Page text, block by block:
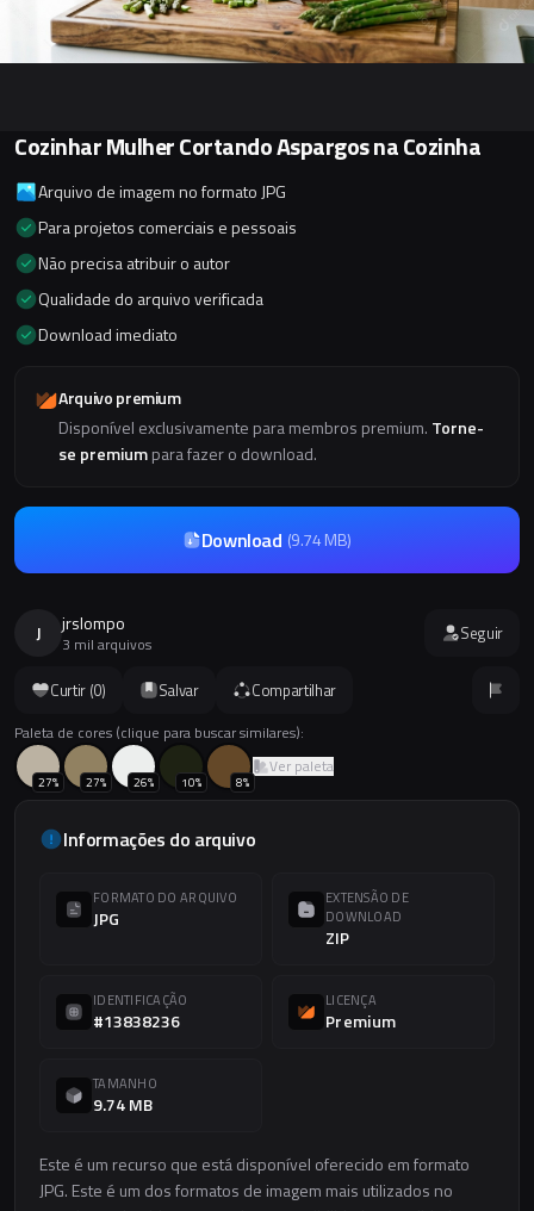
Curtir (0) Salvar Compartilhar
Paleta de cores (clique para buscar similares):
27% 27% 26% 10% 8%
Ver paleta
Informações do arquivo
FORMATO DO ARQUIVO
JPG
EXTENSÃO DE
DOWNLOAD
ZIP
IDENTIFICAÇÃO
#13838236
LICENÇA
Premium
TAMANHO
9.74 MB
Este é um recurso que está disponível oferecido em formato
JPG. Este é um dos formatos de imagem mais utilizados no
Cozinhar Mulher Cortando Aspargos na Cozinha
Arquivo de imagem no formato JPG
Para projetos comerciais e pessoais
Não precisa atribuir o autor
Qualidade do arquivo verificada
Download imediato
Arquivo premium
Disponível exclusivamente para membros premium. Torne-
se premiumpara fazer o download.
Download (9.74 MB)
J jrslompo
3 mil arquivos Seguir